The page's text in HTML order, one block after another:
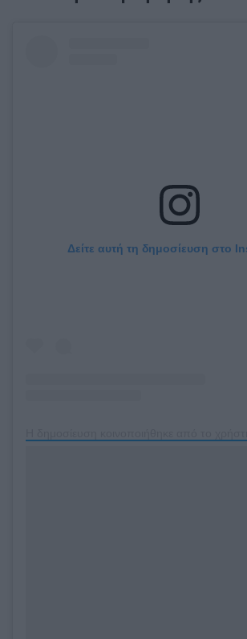
Δείτε αυτή τη δημοσίευση στο